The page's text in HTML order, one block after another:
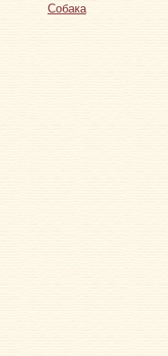
Собака